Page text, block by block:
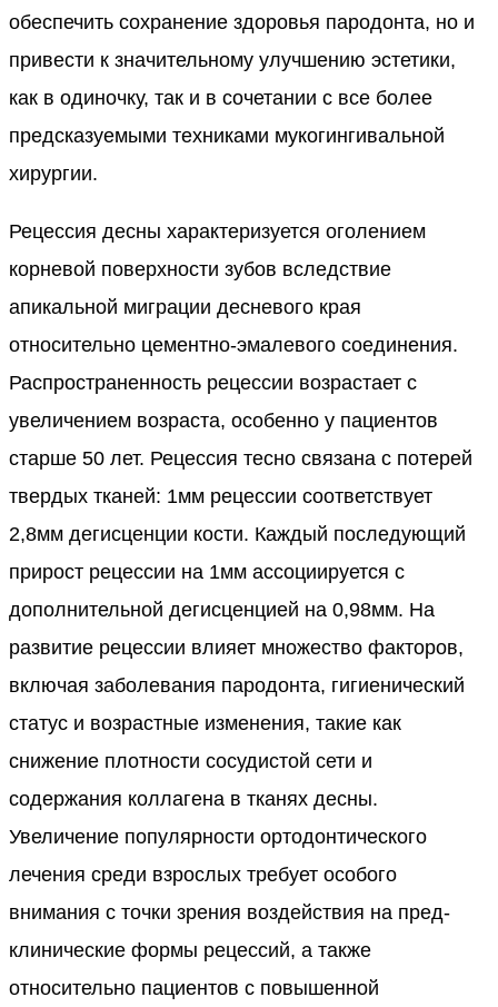
обеспечить сохранение здоровья пародонта, но и
привести к значительному улучшению эстетики,
как в одиночку, так и в сочетании с все более
предсказуемыми техниками мукогингивальной
хирургии.
Рецессия десны характеризуется оголением
корневой поверхности зубов вследствие
апикальной миграции десневого края
относительно цементно-эмалевого соединения.
Распространенность рецессии возрастает с
увеличением возраста, особенно у пациентов
старше 50 лет. Рецессия тесно связана с потерей
твердых тканей: 1мм рецессии соответствует
2,8мм дегисценции кости. Каждый последующий
прирост рецессии на 1мм ассоциируется с
дополнительной дегисценцией на 0,98мм. На
развитие рецессии влияет множество факторов,
включая заболевания пародонта, гигиенический
статус и возрастные изменения, такие как
снижение плотности сосудистой сети и
содержания коллагена в тканях десны.
Увеличение популярности ортодонтического
лечения среди взрослых требует особого
внимания с точки зрения воздействия на пред-
клинические формы рецессий, а также
относительно пациентов с повышенной